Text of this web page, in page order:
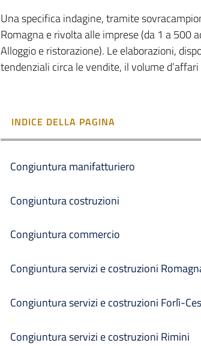
Una specifica indagine, tramite
Romagna e rivolta alle imprese (da 1 a 500
Alloggio e ristorazione). Le elaborazioni,
tendenziali circa le vendite, il volume d’affari
INDICE DELLA PAGINA
Congiuntura manifatturiero
Congiuntura costruzioni
Congiuntura commercio
Congiuntura servizi e costruzioni
Congiuntura servizi e costruzioni Forlì-
Congiuntura servizi e costruzioni Rimini